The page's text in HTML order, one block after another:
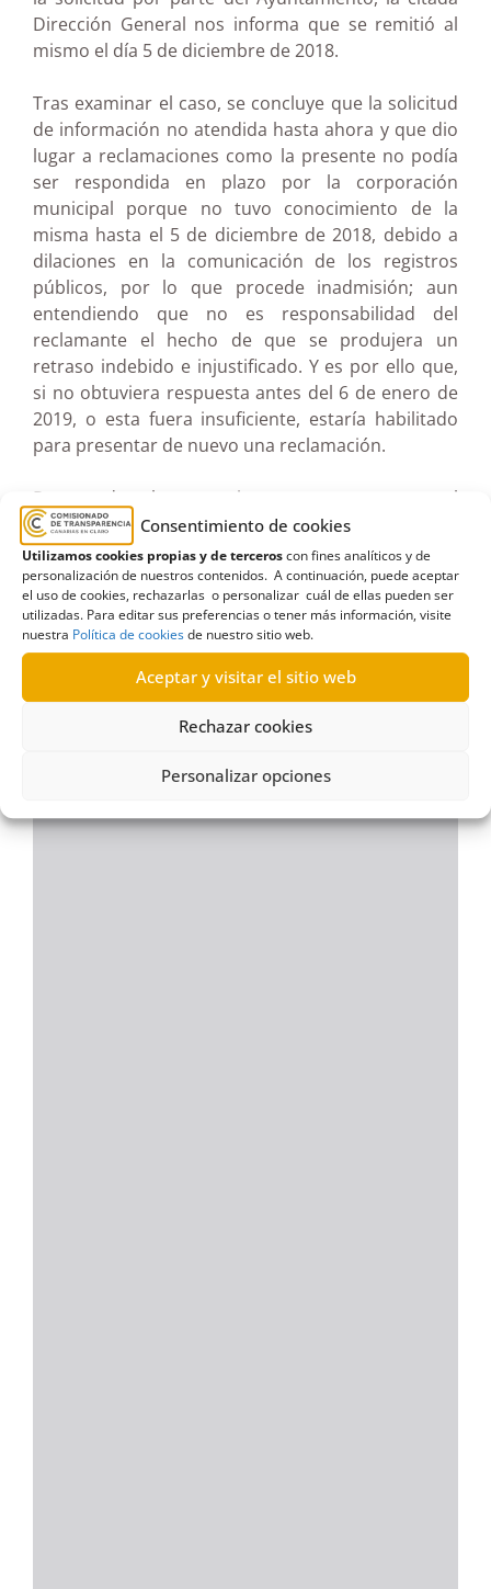
Consentimiento de cookies
Utilizamos cookies propias y de terceroscon fines analíticos y de
personalización de nuestros contenidos. A continuación, puede aceptar
el uso de cookies, rechazarlas o personalizar cuál de ellas pueden ser
utilizadas. Para editar sus preferencias o tener más información, visite
nuestra Política de cookiesde nuestro sitio web.
Aceptar y visitar el sitio web
Rechazar cookies
Personalizar opciones
Dirección General nos informa que se remitió al
mismo el día 5 de diciembre de 2018.
Tras examinar el caso, se concluye que la solicitud
de información no atendida hasta ahora y que dio
lugar a reclamaciones como la presente no podía
ser respondida en plazo por la corporación
municipal porque no tuvo conocimiento de la
misma hasta el 5 de diciembre de 2018, debido a
dilaciones en la comunicación de los registros
públicos, por lo que procede inadmisión; aun
entendiendo que no es responsabilidad del
reclamante el hecho de que se produjera un
retraso indebido e injustificado. Y es por ello que,
si no obtuviera respuesta antes del 6 de enero de
2019, o esta fuera insuficiente, estaría habilitado
para presentar de nuevo una reclamación.
Por todo lo anteriormente expuesto, el
Comisionado resuelve inadmitir a trámite la
reclamación toda vez que la misma fue presentada
fuera del plazo legalmente previsto para ello.
Ver documento pdf en pantalla completa